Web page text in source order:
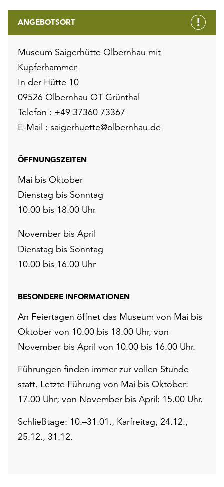
ANGEBOTSORT
Museum Saigerhütte Olbernhau mit
Kupferhammer
In der Hütte 10
09526 Olbernhau OT Grünthal
Telefon : +49 37360 73367
E-Mail : saigerhuette@olbernhau.de
ÖFFNUNGSZEITEN
Mai bis Oktober
Dienstag bis Sonntag
10.00 bis 18.00 Uhr
November bis April
Dienstag bis Sonntag
10.00 bis 16.00 Uhr
BESONDERE INFORMATIONEN
An Feiertagen öffnet das Museum von Mai bis
Oktober von 10.00 bis 18.00 Uhr, von
November bis April von 10.00 bis 16.00 Uhr.
Führungen finden immer zur vollen Stunde
statt. Letzte Führung von Mai bis Oktober:
17.00 Uhr; von November bis April: 15.00 Uhr.
Schließtage: 10.–31.01., Karfreitag, 24.12.,
25.12., 31.12.